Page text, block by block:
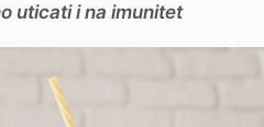
uticati i na imunitet